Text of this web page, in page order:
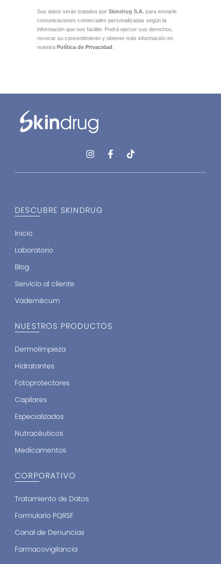
Sus datos serán tratados por Skindrug S.A. para enviarle
comunicaciones comerciales personalizadas según la
información que nos facilite. Podrá ejercer sus derechos,
revocar su consentimiento y obtener más información en
nuestra Política de Privacidad
I
n
t
a
F
a
e
T
i
t
DESCUBRE SKINDRUG
Inicio
Laboratorio
Blog
Servicio al cliente
Vademécum
NUESTROS PRODUCTOS
Dermolimpieza
Hidratantes
Fotoprotectores
Capilares
Especializados
Nutracéuticos
Medicamentos
CORPORATIVO
Tratamiento de Datos
Formulario PQRSF
Canal de Denuncias
Farmacovigilancia